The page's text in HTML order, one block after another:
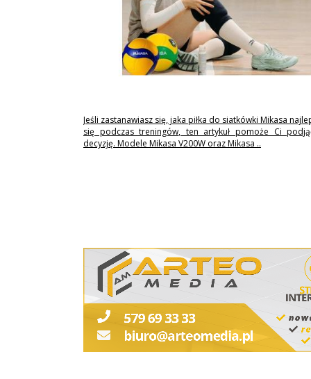
Jeśli zastanawiasz się, jaka piłka do siatkówki Mikasa
się podczas treningów, ten artykuł pomoże Ci
decyzję. Modele Mikasa V200W oraz Mikasa ..